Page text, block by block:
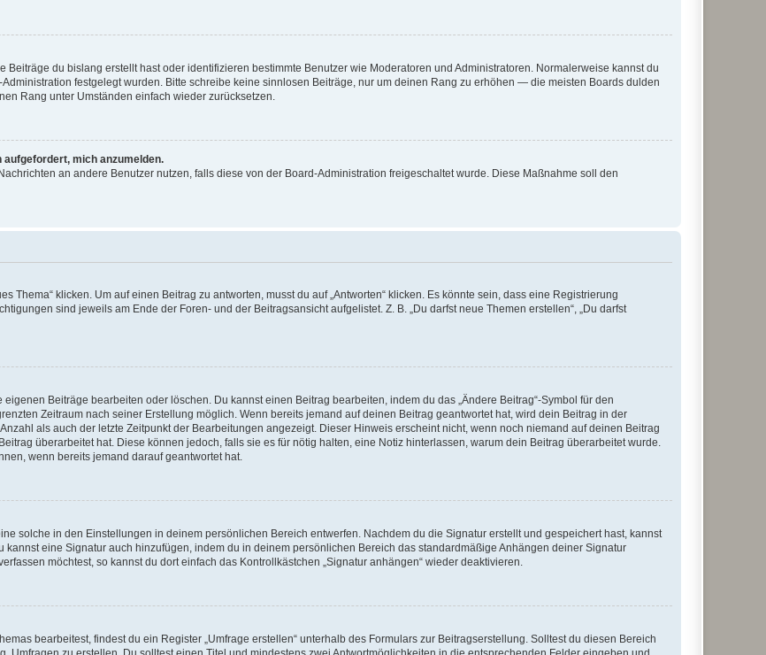
du bislang erstellt hast oder identifizieren bestimmte Benutzer wie Moderatoren und Administratoren. Normalerweise kannst du
festgelegt wurden. Bitte schreibe keine sinnlosen Beiträge, nur um deinen Rang zu erhöhen — die meisten Boards dulden
Rang unter Umständen einfach wieder zurücksetzen.
aufgefordert, mich anzumelden.
an andere Benutzer nutzen, falls diese von der Board-Administration freigeschaltet wurde. Diese Maßnahme soll den
Thema“ klicken. Um auf einen Beitrag zu antworten, musst du auf „Antworten“ klicken. Es könnte sein, dass eine Registrierung
sind jeweils am Ende der Foren- und der Beitragsansicht aufgelistet. Z. B. „Du darfst neue Themen erstellen“, „Du darfst
Beiträge bearbeiten oder löschen. Du kannst einen Beitrag bearbeiten, indem du das „Ändere Beitrag“-Symbol für den
Zeitraum nach seiner Erstellung möglich. Wenn bereits jemand auf deinen Beitrag geantwortet hat, wird dein Beitrag in der
als auch der letzte Zeitpunkt der Bearbeitungen angezeigt. Dieser Hinweis erscheint nicht, wenn noch niemand auf deinen Beitrag
überarbeitet hat. Diese können jedoch, falls sie es für nötig halten, eine Notiz hinterlassen, warum dein Beitrag überarbeitet wurde.
wenn bereits jemand darauf geantwortet hat.
solche in den Einstellungen in deinem persönlichen Bereich entwerfen. Nachdem du die Signatur erstellt und gespeichert hast, kannst
kannst eine Signatur auch hinzufügen, indem du in deinem persönlichen Bereich das standardmäßige Anhängen deiner Signatur
möchtest, so kannst du dort einfach das Kontrollkästchen „Signatur anhängen“ wieder deaktivieren.
bearbeitest, findest du ein Register „Umfrage erstellen“ unterhalb des Formulars zur Beitragserstellung. Solltest du diesen Bereich